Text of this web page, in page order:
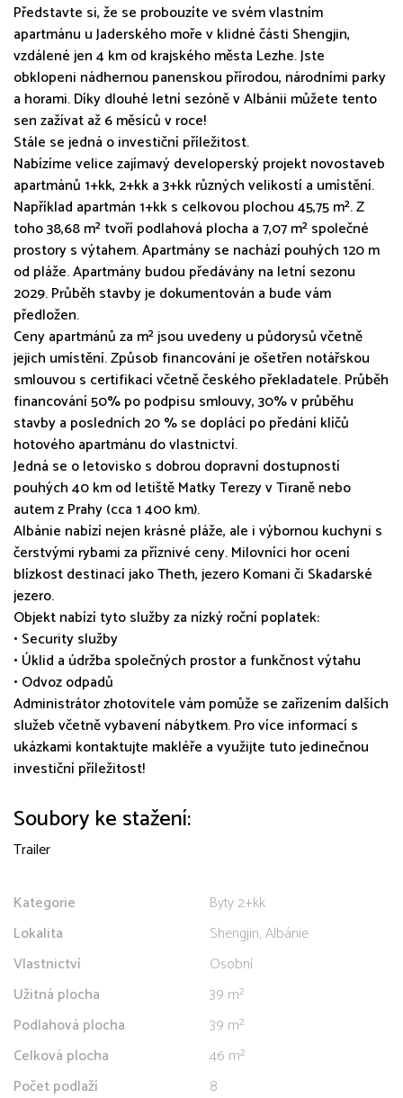
Představte si, že se probouzíte ve svém vlastním
apartmánu u Jaderského moře v klidné části Shengjin,
vzdálené jen 4 km od krajského města Lezhe. Jste
obklopeni nádhernou panenskou přírodou, národními parky
a horami. Díky dlouhé letní sezóně v Albánii můžete tento
sen zažívat až 6 měsíců v roce!
Stále se jedná o investiční příležitost.
Nabízíme velice zajímavý developerský projekt novostaveb
apartmánů 1+kk, 2+kk a 3+kk různých velikostí a umístění.
Například apartmán 1+kk s celkovou plochou 45,75 m². Z
toho 38,68 m² tvoří podlahová plocha a 7,07 m² společné
prostory s výtahem. Apartmány se nachází pouhých 120 m
od pláže. Apartmány budou předávány na letní sezonu
2029. Průběh stavby je dokumentován a bude vám
předložen.
Ceny apartmánů za m² jsou uvedeny u půdorysů včetně
jejich umístění. Způsob financování je ošetřen notářskou
smlouvou s certifikací včetně českého překladatele. Průběh
financování 50% po podpisu smlouvy, 30% v průběhu
stavby a posledních 20 % se doplácí po předání klíčů
hotového apartmánu do vlastnictví.
Jedná se o letovisko s dobrou dopravní dostupností
pouhých 40 km od letiště Matky Terezy v Tiraně nebo
autem z Prahy (cca 1 400 km).
Albánie nabízí nejen krásné pláže, ale i výbornou kuchyni s
čerstvými rybami za příznivé ceny. Milovníci hor ocení
blízkost destinací jako Theth, jezero Komani či Skadarské
jezero.
Objekt nabízí tyto služby za nízký roční poplatek:
• Security služby
• Úklid a údržba společných prostor a funkčnost výtahu
• Odvoz odpadů
Administrátor zhotovitele vám pomůže se zařízením dalších
služeb včetně vybavení nábytkem. Pro více informací s
ukázkami kontaktujte makléře a využijte tuto jedinečnou
investiční příležitost!
Soubory ke stažení:
Trailer
Kategorie
Byty 2+kk
Lokalita
Shengjin, Albánie
Vlastnictví
Osobní
Užitná plocha
39 m²
Podlahová plocha
39 m²
Celková plocha
46 m²
Počet podlaží
8